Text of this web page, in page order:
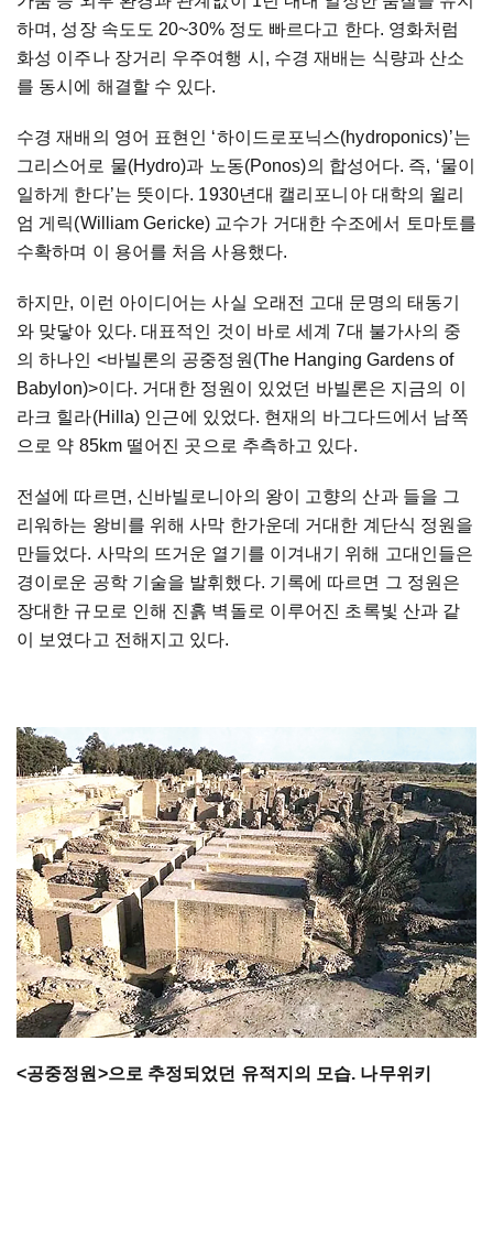
하며 , 성장 속도도 20~30% 정도 빠르다고 한다. 영화처럼
화성 이주나 장거리 우주여행 시 , 수경 재배는 식량과 산소
를 동시에 해결할 수 있다.
수경 재배의 영어 표현인 ‘하이드로포닉스(hydroponics)’는
그리스어로 물(Hydro)과 노동(Ponos)의 합성어다. 즉, ‘물이
일하게 한다’는 뜻이다. 1930년대 캘리포니아 대학의 윌리
엄 게릭(William Gericke) 교수가 거대한 수조에서
토마토를
수확하며 이 용어를 처음 사용했다.
하지만, 이런 아이디어는 사실 오래전 고대 문명의 태동기
와 맞닿아 있다.대표적인 것이 바로 세계 7대 불가사의 중
의 하나인 <바빌론의 공중정원 (The Hanging Gardens of
Babylon)>이다. 거대한 정원이 있었던 바빌론은 지금의 이
라크 힐라(Hilla) 인근에 있었다. 현재의 바그다드에서 남쪽
으로 약 85km 떨어진 곳으로 추측하고 있다.
전설에 따르면 , 신바빌로니아의 왕이 고향의 산과 들을 그
리워하는 왕비를 위해 사막 한가운데 거대한 계단식 정원을
만들었다. 사막의 뜨거운 열기를 이겨내기 위해 고대인들은
경이로운 공학 기술을 발휘했다. 기록에 따르면 그 정원은
장대한 규모로 인해 진흙 벽돌로 이루어진 초록빛 산과 같
이
보였다고 전해지고 있다.
<공중정원 >으로 추정되었던 유적지의 모습. 나무위키